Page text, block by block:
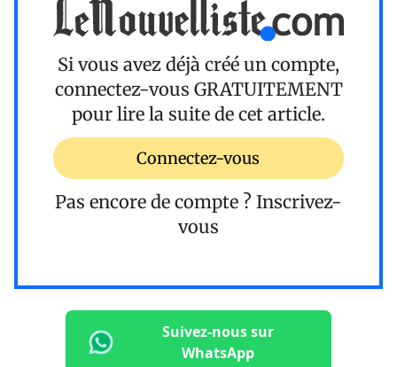
Si vous avez déjà créé un compte,
connectez-vous GRATUITEMENT
pour lire la suite de cet article.
Connectez-vous
Pas encore de compte ? Inscrivez-
vous
Suivez-nous sur
WhatsApp